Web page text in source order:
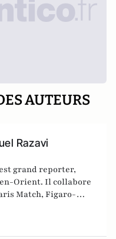
AUTEURS
Razavi
grand reporter,
Orient. Il collabore
Match, Figaro-
Atlantico, Politique
de Veille et Valeurs